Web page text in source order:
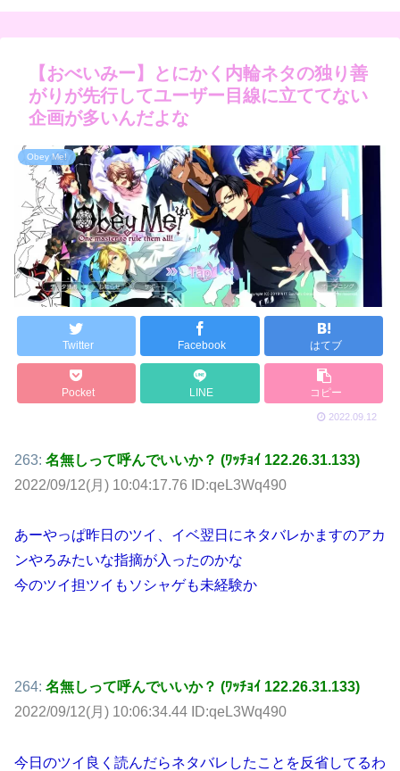
【おべいみー】とにかく内輪ネタの独り善
がりが先行してユーザー目線に立ててない
企画が多いんだよな
Obey Me!
Twitter Facebook はてブ
Pocket LINE コピー
2022.09.12
263: 名無しって呼んでいいか？ (ﾜｯﾁｮｲ 122.26.31.133)
2022/09/12(月) 10:04:17.76 ID:qeL3Wq490
あーやっぱ昨日のツイ、イベ翌日にネタバレかますのアカ
ンやろみたいな指摘が入ったのかな
今のツイ担ツイもソシャゲも未経験か
264: 名無しって呼んでいいか？ (ﾜｯﾁｮｲ 122.26.31.133)
2022/09/12(月) 10:06:34.44 ID:qeL3Wq490
今日のツイ良く読んだらネタバレしたことを反省してるわ